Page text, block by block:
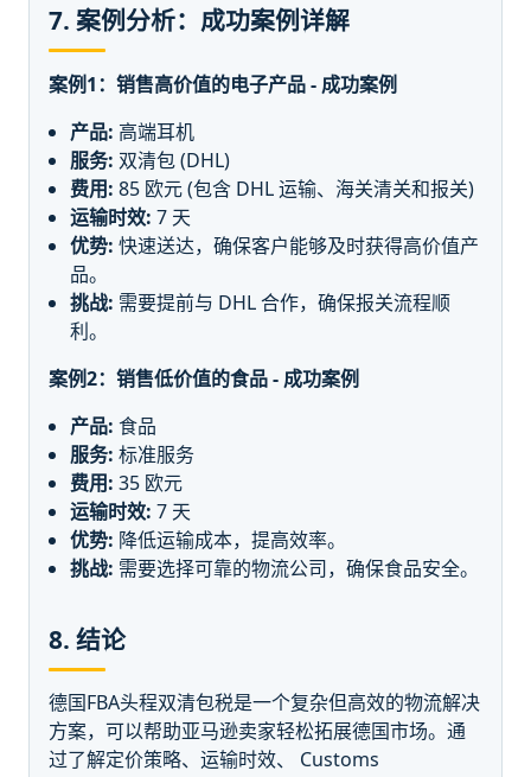
7. 案例分析：成功案例详解
案例1：销售高价值的电子产品 - 成功案例
产品: 高端耳机
服务: 双清包 (DHL)
费用: 85 欧元 (包含 DHL 运输、海关清关和报关)
运输时效: 7 天
优势: 快速送达，确保客户能够及时获得高价值产
品。
挑战: 需要提前与 DHL 合作，确保报关流程顺
利。
案例2：销售低价值的食品 - 成功案例
产品: 食品
服务: 标准服务
费用: 35 欧元
运输时效: 7 天
优势: 降低运输成本，提高效率。
挑战: 需要选择可靠的物流公司，确保食品安全。
8. 结论
德国FBA头程双清包税是一个复杂但高效的物流解决
方案，可以帮助亚马逊卖家轻松拓展德国市场。通
过了解定价策略、运输时效、 Customs